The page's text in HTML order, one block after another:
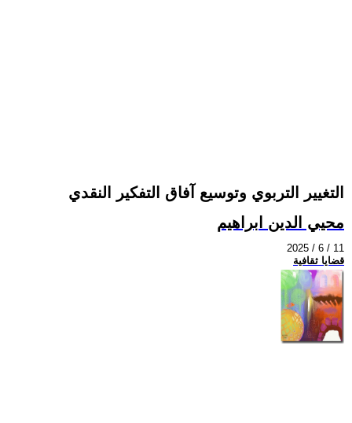
التغيير التربوي وتوسيع آفاق التفكير النقدي
محيي الدين ابراهيم
2025 / 6 / 11
قضايا ثقافية